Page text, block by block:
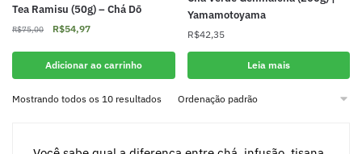
Tea Ramisu (50g) – Chá Dō
R$75,00
O
original
R$54,97O
Adicionar ao carrinho
Yamamotoyama
R$42,35
Leia mais
Mostrando todos os 10 resultados